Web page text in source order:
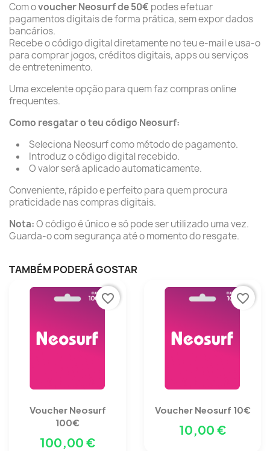
Com ovoucher Neosurf de 50€ podes efetuar
pagamentos digitais de forma prática, sem expor dados
bancários.
Recebe o código digital diretamente no teu e-mail e usa-o
para comprar jogos, créditos digitais, apps ou serviços
de entretenimento.
Uma excelente opção para quem faz compras online
frequentes.
Como resgatar o teu código Neosurf:
Seleciona Neosurf como método de pagamento.
Introduz o código digital recebido.
O valor será aplicado automaticamente.
Conveniente, rápido e perfeito para quem procura
praticidade nas compras digitais.
Nota:O código é único e só pode ser utilizado uma vez.
Guarda-o com segurança até o momento do resgate.
TAMBÉM PODERÁ GOSTAR
Voucher Neosurf
100€
100,00 €
favorite_border
Voucher Neosurf 10€
10,00 €
favorite_border